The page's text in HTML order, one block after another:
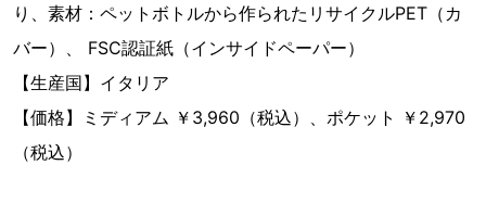
り、素材：ペットボトルから作られたリサイクルPET（カ
バー）、 FSC認証紙（インサイドペーパー）
【生産国】イタリア
【価格】ミディアム ￥3,960（税込）、ポケット ￥2,970
（税込）